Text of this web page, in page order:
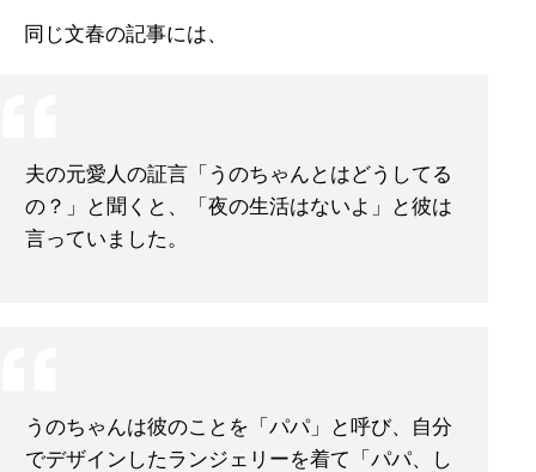
同じ文春の記事には、
夫の元愛人の証言「うのちゃんとはどうしてる
の？」と聞くと、「夜の生活はないよ」と彼は
言っていました。
うのちゃんは彼のことを「パパ」と呼び、自分
でデザインしたランジェリーを着て「パパ、し